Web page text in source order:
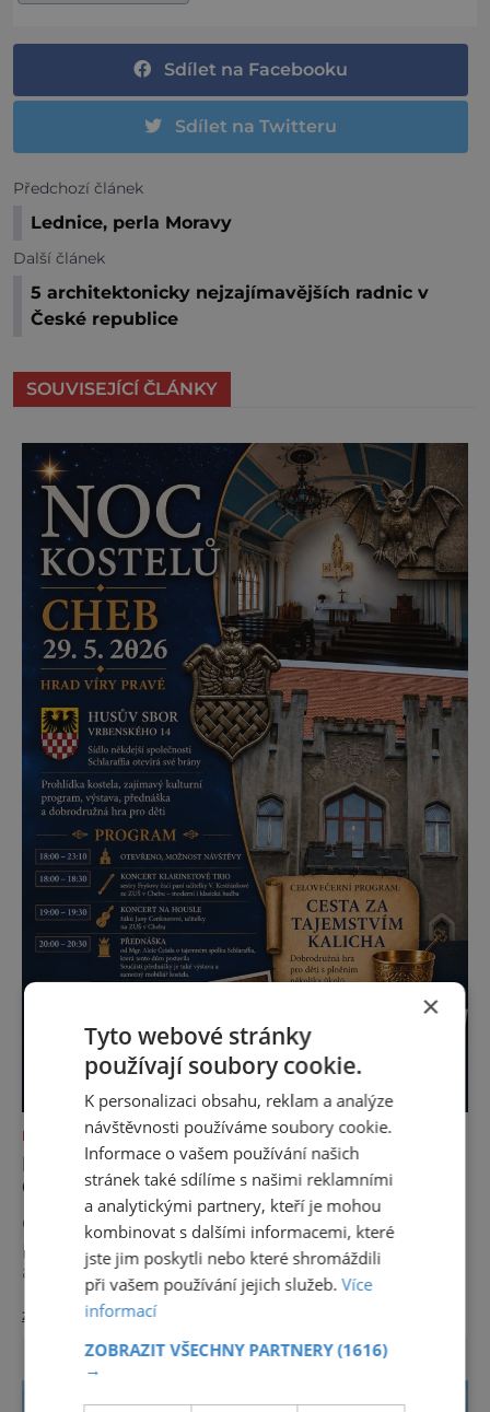
Sdílet na Facebooku
Sdílet na Twitteru
Předchozí článek
Lednice, perla Moravy
Další článek
5 architektonicky nejzajímavějších radnic v
České republice
SOUVISEJÍCÍ ČLÁNKY
NEJKRÁSNĚJŠÍ PAMÁTKY
NOC KOSTELŮ 2026 V HUSOVĚ SBORU V
CHEBU
Odhalte tajemství chebské Schlaraffie V
pátek 29. května 2026 se v rámci celostátní
akce Noc kostelů otevřou veřejnosti i místa,
která běžně zůstávají skrytá. Jedním z
nejzajímavějších bude bezesporu Husův
sbor Církve československé husitské v
Chebu (Vrbenského 14), který letos nabídne
zobrazit více >>
×
Tyto webové stránky
používají soubory cookie.
K personalizaci obsahu, reklam a analýze
návštěvnosti používáme soubory cookie.
Informace o vašem používání našich
stránek také sdílíme s našimi reklamními
a analytickými partnery, kteří je mohou
kombinovat s dalšími informacemi, které
jste jim poskytli nebo které shromáždili
při vašem používání jejich služeb.Více
informací
ZOBRAZIT VŠECHNY PARTNERY(1616)
→